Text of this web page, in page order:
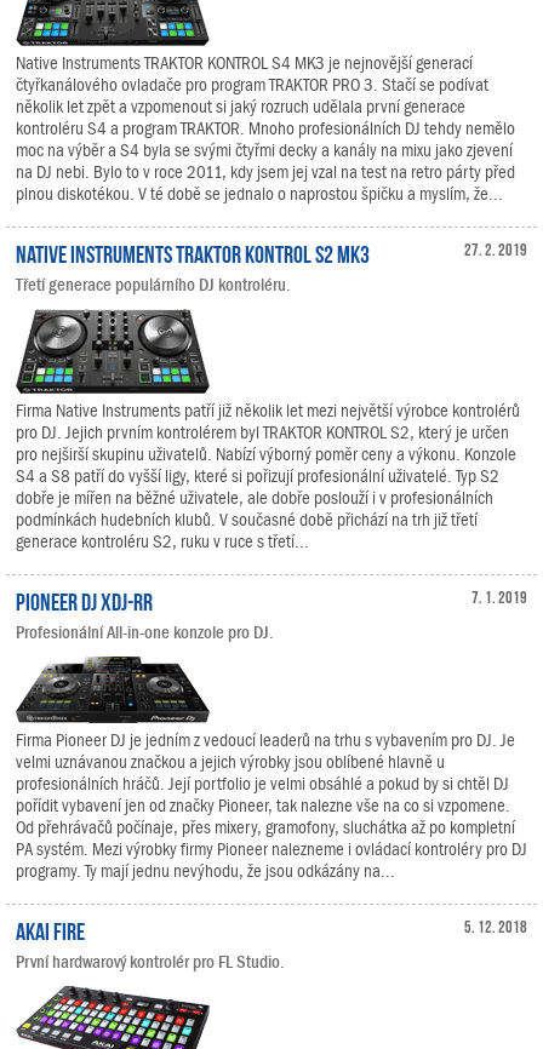
Native Instruments TRAKTOR KONTROL S4 MK3 je nejnovější generací
čtyřkanálového ovladače pro program TRAKTOR PRO 3. Stačí se podívat
několik let zpět a vzpomenout si jaký rozruch udělala první generace
kontroléru S4 a program TRAKTOR. Mnoho profesionálních DJ tehdy nemělo
moc na výběr a S4 byla se svými čtyřmi decky a kanály na mixu jako zjevení
na DJ nebi. Bylo to v roce 2011, kdy jsem jej vzal na test na retro párty před
plnou diskotékou. V té době se jednalo o naprostou špičku a myslím, že...
27. 2. 2019
Native Instruments TRAKTOR KONTROL S2 MK3
Třetí generace populárního DJ kontroléru.
Firma Native Instruments patří již několik let mezi největší výrobce kontrolérů
pro DJ. Jejich prvním kontrolérem byl TRAKTOR KONTROL S2, který je určen
pro nejširší skupinu uživatelů. Nabízí výborný poměr ceny a výkonu. Konzole
S4 a S8 patří do vyšší ligy, které si pořizují profesionální uživatelé. Typ S2
dobře je mířen na běžné uživatele, ale dobře poslouží i v profesionálních
podmínkách hudebních klubů. V současné době přichází na trh již třetí
generace kontroléru S2, ruku v ruce s třetí...
7. 1. 2019
Pioneer DJ XDJ-RR
Profesionální All-in-one konzole pro DJ.
Firma Pioneer DJ je jedním z vedoucí leaderů na trhu s vybavením pro DJ. Je
velmi uznávanou značkou a jejich výrobky jsou oblíbené hlavně u
profesionálních hráčů. Její portfolio je velmi obsáhlé a pokud by si chtěl DJ
pořídit vybavení jen od značky Pioneer, tak nalezne vše na co si vzpomene.
Od přehrávačů počínaje, přes mixery, gramofony, sluchátka až po kompletní
PA systém. Mezi výrobky firmy Pioneer nalezneme i ovládací kontroléry pro DJ
programy. Ty mají jednu nevýhodu, že jsou odkázány na...
5. 12. 2018
Akai Fire
První hardwarový kontrolér pro FL Studio.